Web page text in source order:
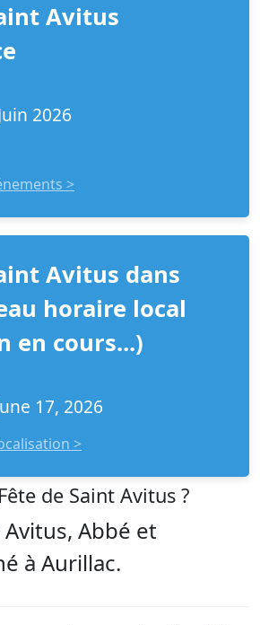
Avitus
2026
>
Avitus dans
horaire local
en cours...)
17, 2026
>
de Saint Avitus ?
Abbé et
à Aurillac.